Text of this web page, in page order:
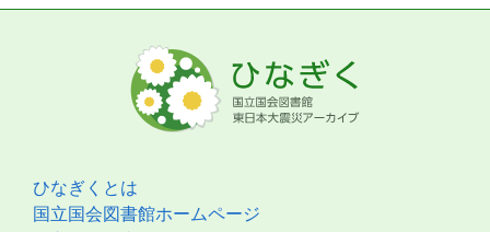
ひなぎくとは
国立国会図書館ホームページ